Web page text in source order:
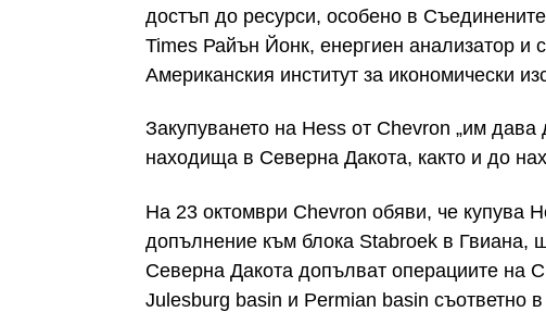
достъп до ресурси, особено в
Times Райън Йонк, енергиен анализатор и
Американския институт за икономически
Закупуването на Hess от Chevron „им
находища в Северна Дакота, както и до
На 23 октомври Chevron обяви, че купува
допълнение към блока Stabroek в Гвиана,
Северна Дакота допълват операциите на
Julesburg basin и Permian basin съответно